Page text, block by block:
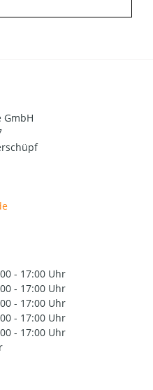
- 17:00 Uhr
- 17:00 Uhr
- 17:00 Uhr
- 17:00 Uhr
- 17:00 Uhr